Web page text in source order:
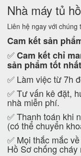
Nhà máy tủ
Liên hệ ngay với
Cam kếtsản
✅Cam kếtchỉ
sản phẩm tốt
✅ Làm việc từ 7h
✅ Tư vấn kê đặt,
nhà miễn phí.
✅ Thanh toán khi
(có thể chuyển
✅ Mọi thắc mắc
Hồ Sơ chống cháy